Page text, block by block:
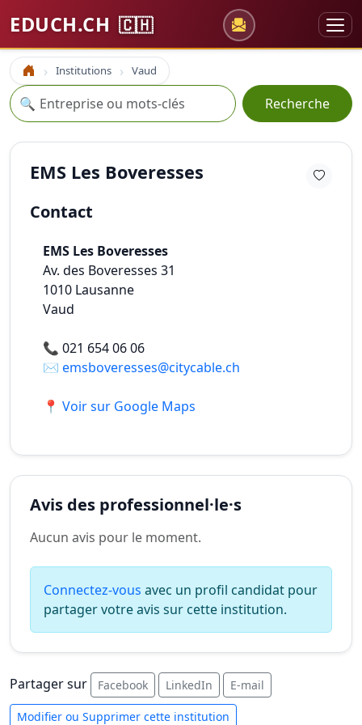
EDUCH.CH 🇨🇭
Accueil Institutions Vaud
Recherche
🔍 Recherche
EMS Les Boveresses
Contact
EMS Les Boveresses
Av. des Boveresses 31
1010 Lausanne
Vaud
📞 021 654 06 06
✉️ emsboveresses@citycable.ch
📍 Voir sur Google Maps
Avis des professionnel·le·s
Aucun avis pour le moment.
Connectez-vous avec un profil candidat pour
partager votre avis sur cette institution.
Partager sur Facebook LinkedIn E-mail
Modifier ou Supprimer cette institution